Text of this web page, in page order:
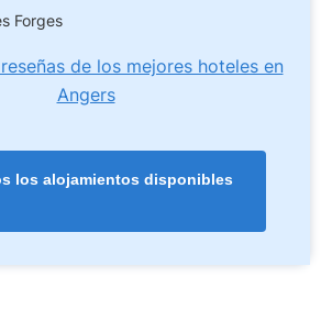
de los mejores hoteles en
Angers
los alojamientos disponibles